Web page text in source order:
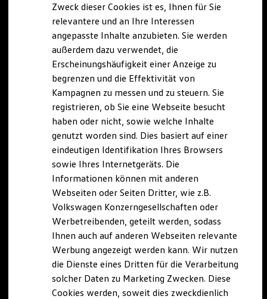
Kaufoptionen
E-Auto-Förderung
Software und Konnektivität
Die ID. Software 6
ID. Software Versionen und Updates
Digitale Extras
Schnittstellen zu Ihrem ID.
Hybridautos
Marke und Erlebnis
Volkswagen R und R Experience
R-Modelle
R Experience
Driving Experience
Volkswagen entdecken
Werkbesichtigung
Lifestyle Shop
T-Roc Kollektion
Golf Kollektion
ID. Kollektion
Volkswagen Kollektion
R-Kollektion
GTI Kollektion
Fußball Drop
we drive football
#wedriveproud
Besitzer und Service
Zweck dieser Cookies ist es, Ihnen für Sie
relevantere und an Ihre Interessen
angepasste Inhalte anzubieten. Sie werden
außerdem dazu verwendet, die
Erscheinungshäufigkeit einer Anzeige zu
begrenzen und die Effektivität von
Kampagnen zu messen und zu steuern. Sie
registrieren, ob Sie eine Webseite besucht
haben oder nicht, sowie welche Inhalte
genutzt worden sind. Dies basiert auf einer
eindeutigen Identifikation Ihres Browsers
sowie Ihres Internetgeräts. Die
Informationen können mit anderen
Webseiten oder Seiten Dritter, wie z.B.
Volkswagen Konzerngesellschaften oder
Werbetreibenden, geteilt werden, sodass
Ihnen auch auf anderen Webseiten relevante
Werbung angezeigt werden kann. Wir nutzen
die Dienste eines Dritten für die Verarbeitung
solcher Daten zu Marketing Zwecken. Diese
Cookies werden, soweit dies zweckdienlich